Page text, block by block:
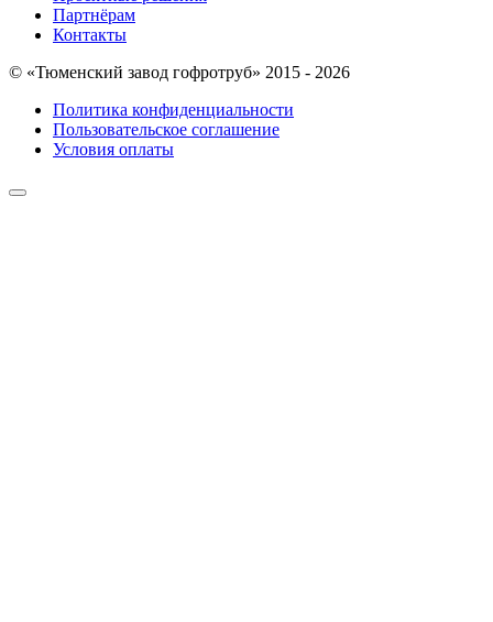
Партнёрам
Контакты
© «Тюменский завод гофротруб» 2015 - 2026
Политика конфиденциальности
Пользовательское соглашение
Условия оплаты